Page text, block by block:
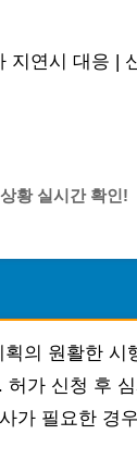
연시 대응 |
황 실시간 확인!
의 원활한 시
가 신청 후
가 필요한 경